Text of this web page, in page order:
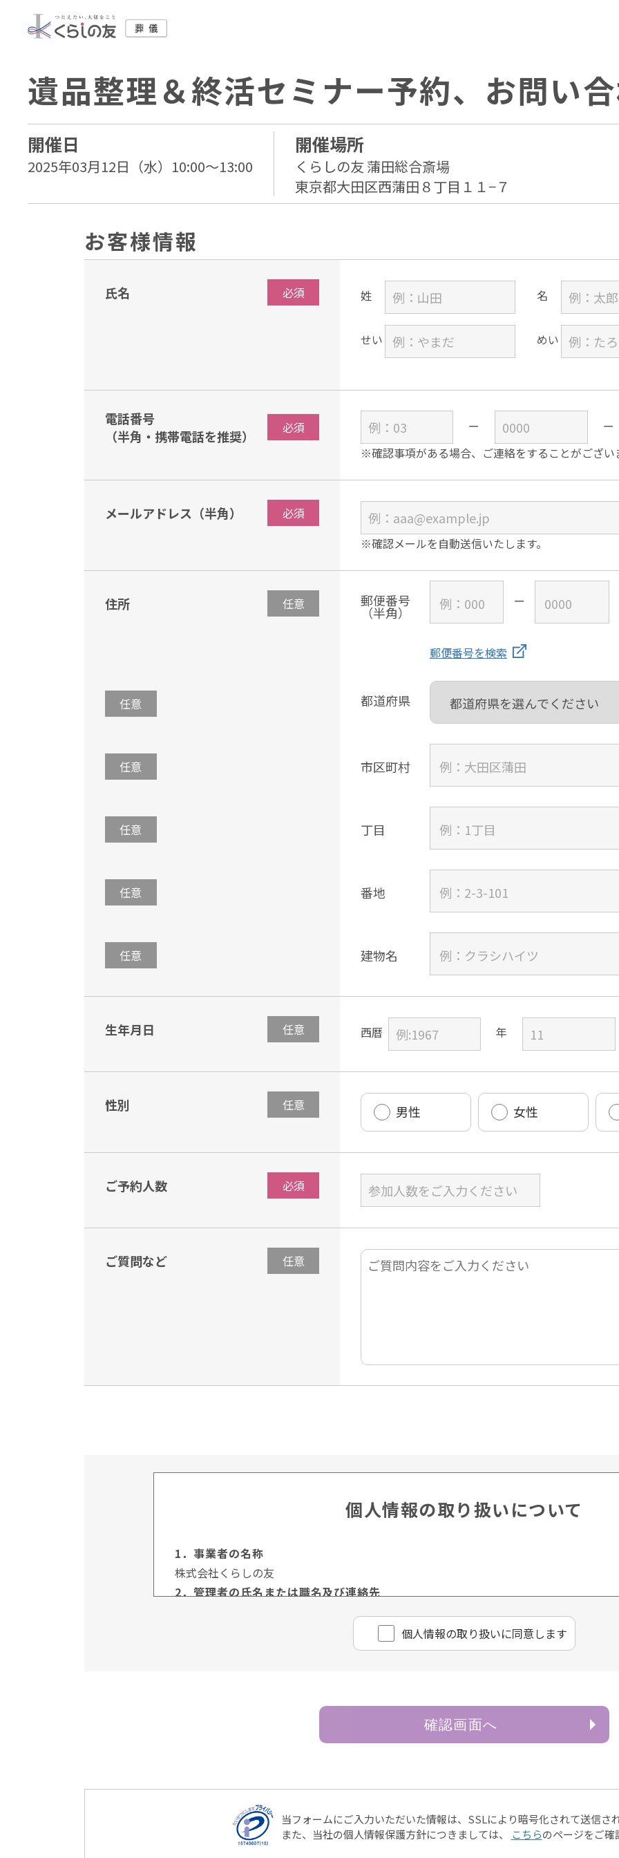
遺品整理＆終活セミナー予約、お問い
開催日
2025年03月12日（水）10:00～13:00
開催場所
くらしの友 蒲田総合斎場
東京都大田区西蒲田８丁目１１−７
お客様情報
氏名 必須 姓 名
せい めい
電話番号
（半角・携帯電話を推奨）
必須
※確認事項がある場合、ご連絡をすることがござい
メールアドレス（半角）
必須
※確認メールを自動送信いたします。
住所 任意 郵便番号
（半角）
郵便番号を検索
任意 都道府県
任意 市区町村
任意 丁目
任意 番地
任意 建物名
生年月日 任意 西暦
性別 任意 男性 女性
ご予約人数 必須
ご質問など 任意
個人情報の取り扱いについて
1．事業者の名称
株式会社くらしの友
2．管理者の氏名または職名及び連絡先
当社は、次に掲げる場合を除き、お客様の個人情報を第三者に提供することはございま
（2）法令に基づく場合
（3）人の生命、身体又は財産の保護のために必要がある場合であって、ご本人様
（4）公衆衛生の向上又は児童の健全な育成の推進のために特に必要がある場合で
個⼈情報の取り扱いに同意します
確認画面へ
当フォームにご入力いただいた情報は、SSLにより暗号化されて送信さ
また、当社の個人情報保護方針につきましては、
こちらのページをご